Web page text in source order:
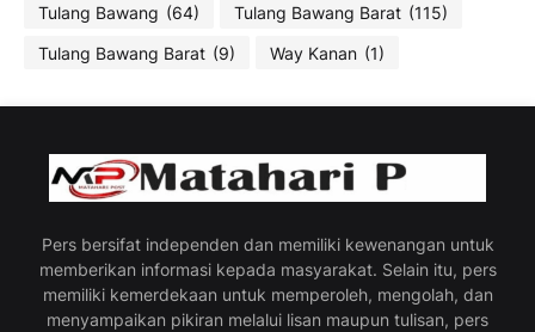
Tulang Bawang (64) Tulang Bawang Barat (115)
Tulang Bawang Barat (9) Way Kanan (1)
Pers bersifat independen dan memiliki kewenangan untuk
memberikan informasi kepada masyarakat. Selain itu, pers
memiliki kemerdekaan untuk memperoleh, mengolah, dan
menyampaikan pikiran melalui lisan maupun tulisan, pers